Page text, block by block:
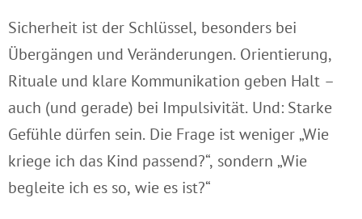
Sicherheit ist der Schlüssel, besonders bei
Übergängen und Veränderungen. Orientierung,
Rituale und klare Kommunikation geben Halt –
auch (und gerade) bei Impulsivität. Und: Starke
Gefühle dürfen sein. Die Frage ist weniger „Wie
kriege ich das Kind passend?“, sondern „Wie
begleite ich es so, wie es ist?“